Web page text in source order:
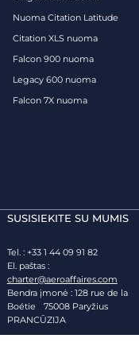
Nuoma Citation Latitude
Citation XLS nuoma
Falcon 900 nuoma
Legacy 600 nuoma
Falcon 7X nuoma
SUSISIEKITE SU MUMIS
Tel. : +33 1 44 09 91 82
El. paštas :
charter@aeroaffaires.com
Bendra įmonė : 128 rue de la
Boétie 75008 Paryžius
PRANCŪZIJA